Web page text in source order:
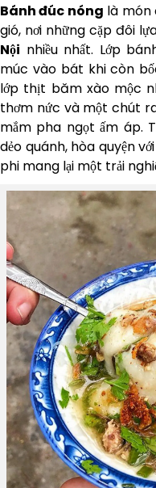
Bánh đúc nóng là món
gió, nơi những cặp đôi
Nội nhiều nhất. Lớp
múc vào bát khi còn
lớp thịt băm xào mộc
thơm nức và một chút
mắm pha ngọt ấm áp.
dẻo quánh, hòa quyện
phi mang lại một trải